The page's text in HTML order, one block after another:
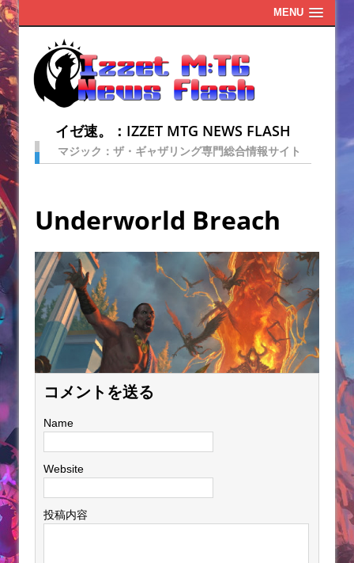
MENU
イゼ速。：IZZET MTG NEWS FLASH
マジック：ザ・ギャザリング専門総合情報サイト
Underworld Breach
コメントを送る
Name
Website
投稿内容